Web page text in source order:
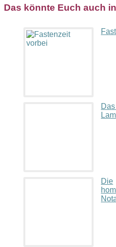
Das könnte Euch auch
Die